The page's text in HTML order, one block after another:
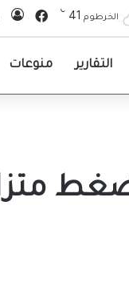
الخرطوم 41
℃
التقارير منوعات